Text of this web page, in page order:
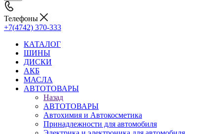
Телефоны
+7(4742) 370-333
КАТАЛОГ
ШИНЫ
ДИСКИ
АКБ
МАСЛА
АВТОТОВАРЫ
Назад
АВТОТОВАРЫ
Автохимия и Автокосметика
Принадлежности для автомобиля